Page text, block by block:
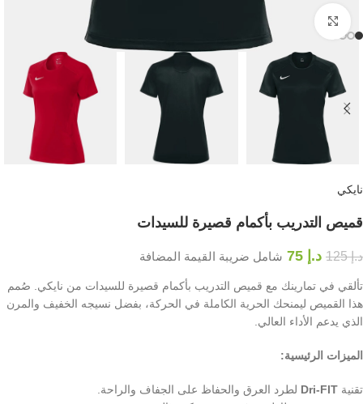
Click to enlarge
نايكي
قميص التدريب بأكمام قصيرة للسيدات
د.إ125 د.إ شامل ضريبة القيمة المضافة
تألقي في تمارينك مع قميص التدريب بأكمام قصيرة للسيدات من نايكي. صُمم
هذا القميص ليمنحك الحرية الكاملة في الحركة، بفضل نسيجه الخفيف والمرن
الذي يدعم الأداء العالي.
الميزات الرئيسية:
تقنية Dri-FIT لطرد العرق والحفاظ على الجفاف والراحة.